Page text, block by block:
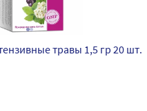
травы 1,5 гр 20 шт.